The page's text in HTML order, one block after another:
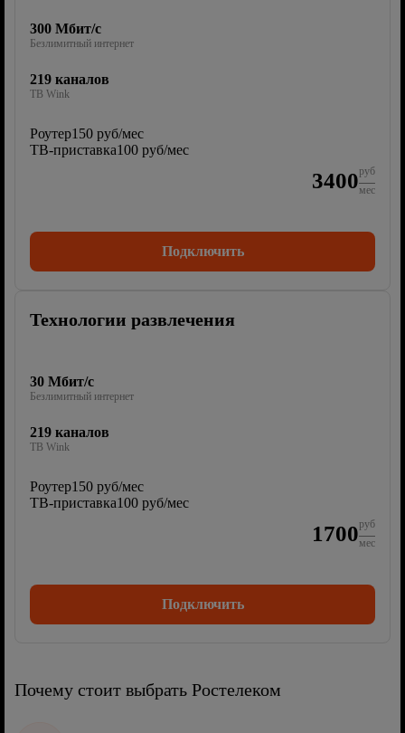
300 Мбит/с
Безлимитный интернет
219 каналов
ТВ Wink
Роутер150 руб/мес
ТВ-приставка100 руб/мес
3400руб
мес
Подключить
Технологии развлечения
30 Мбит/с
Безлимитный интернет
219 каналов
ТВ Wink
Роутер150 руб/мес
ТВ-приставка100 руб/мес
1700руб
мес
Подключить
Почему стоит выбрать Ростелеком